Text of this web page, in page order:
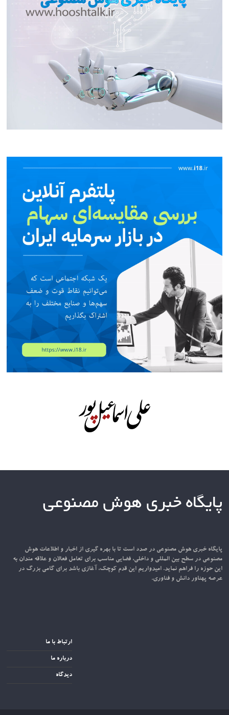
پایگاه خبری هوش مصنوعی
پایگاه خبری هوش مصنوعی در صدد است تا با بهره گیری از اخبار و اطلاعات هوش
مصنوعی در سطح بین المللی و داخلی، فضایی مناسب برای تعامل فعالان و علاقه مندان به
این حوزه را فراهم نماید. امیدواریم این قدم کوچک، آغازی باشد برای گامی بزرگ در
عرصه پهناور دانش و فناوری.
ارتباط با ما
درباره ما
دیدگاه